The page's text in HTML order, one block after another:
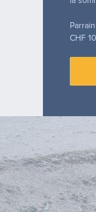
CHF